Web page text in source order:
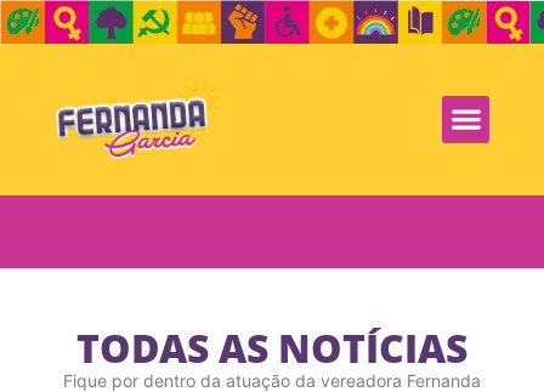
TODAS AS NOTÍCIAS
Fique por dentro da atuação da vereadora Fernanda